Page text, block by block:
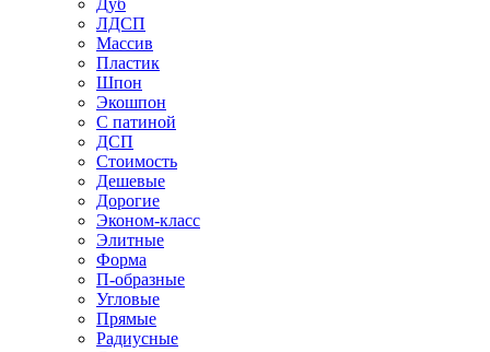
Дуб
ЛДСП
Массив
Пластик
Шпон
Экошпон
С патиной
ДСП
Стоимость
Дешевые
Дорогие
Эконом-класс
Элитные
Форма
П-образные
Угловые
Прямые
Радиусные